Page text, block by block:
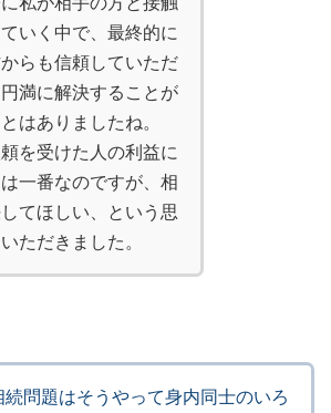
いく中で、最終的に
らも信頼していただ
満に解決することが
はありましたね。
を受けた人の利益に
一番なのですが、相
てほしい、という思
ただきました。
続問題はそうやって身内同士のいろ